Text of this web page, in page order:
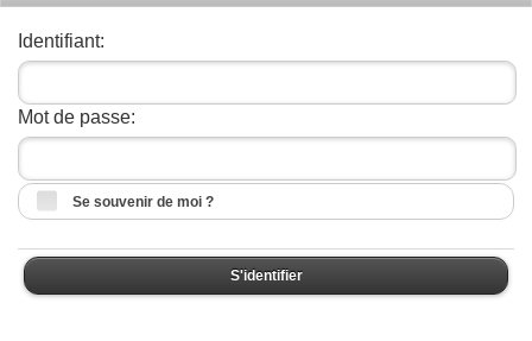
Identifiant:
Mot de passe:
Se souvenir de moi ?
S'identifier